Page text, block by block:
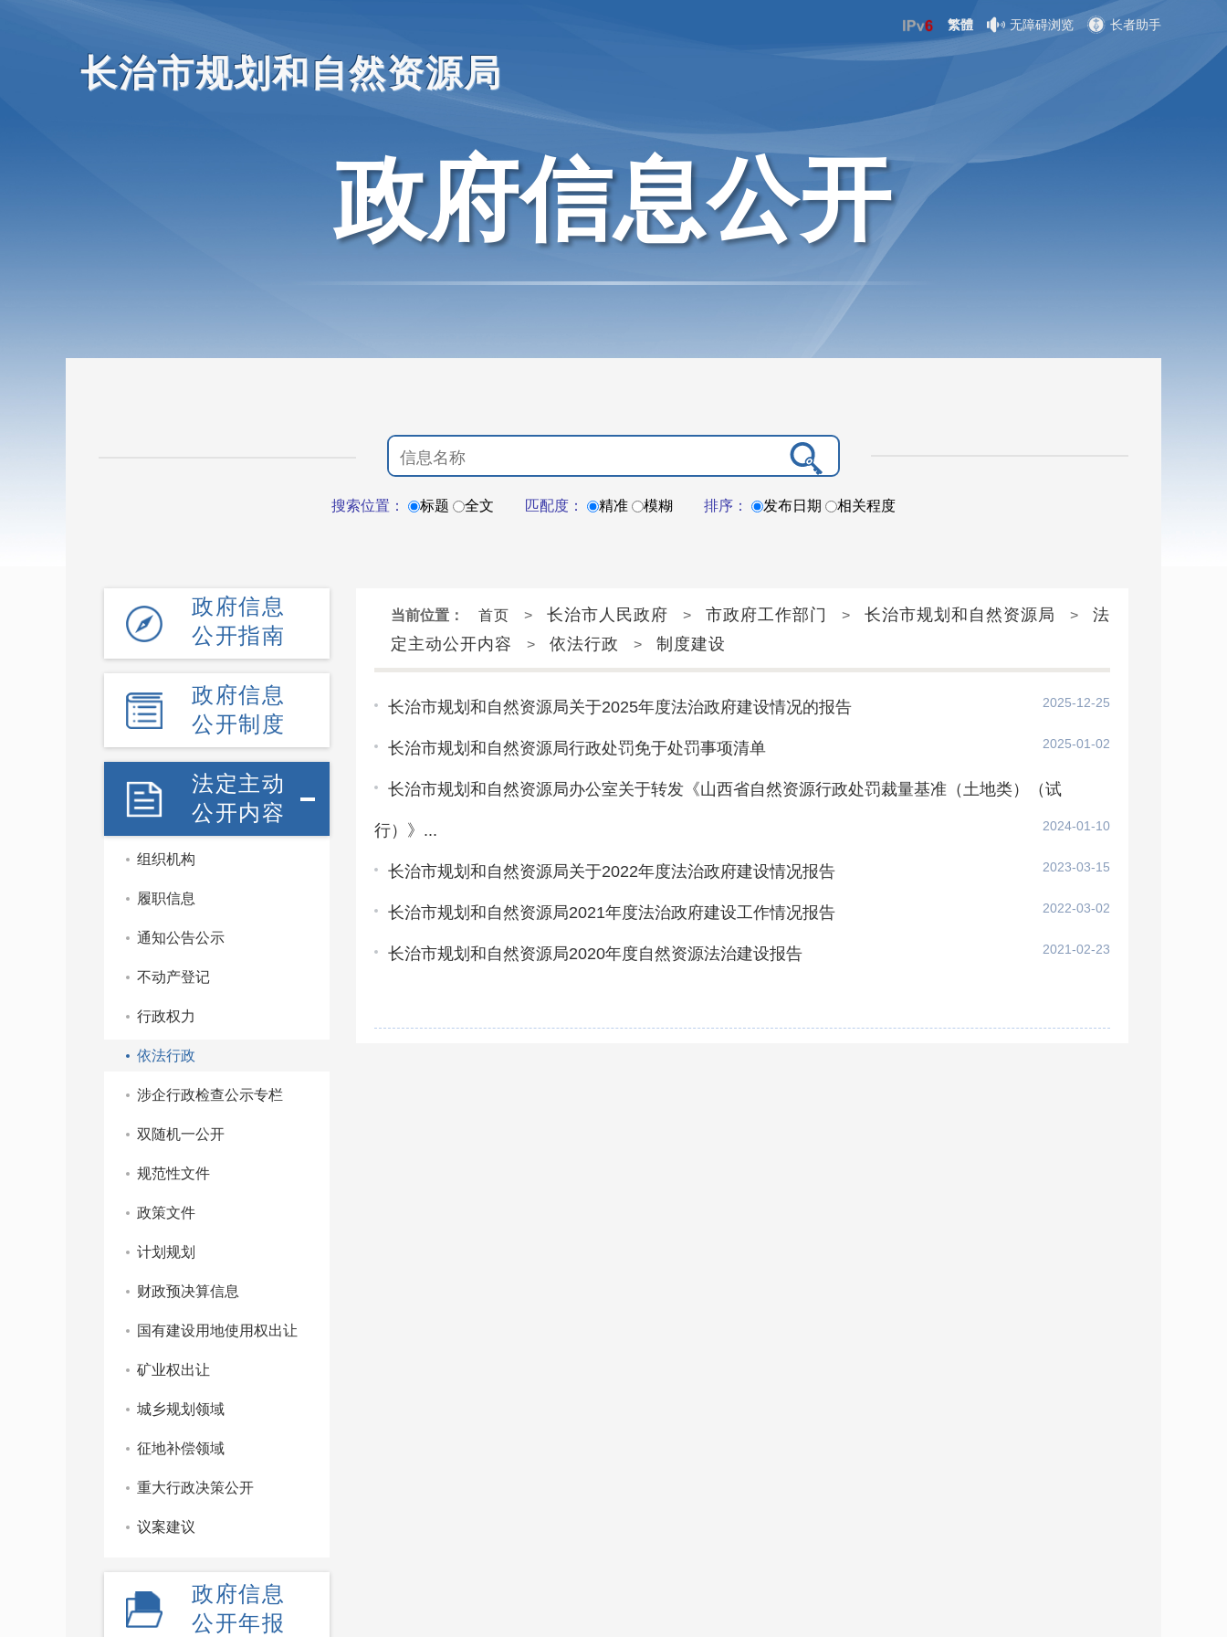
长治市规划和自然资源局
繁體 无障碍浏览 长者助手
政府信息公开
搜索位置： 标题 全文 匹配度： 精准 模糊 排序： 发布日期 相关程度
政府信息
公开指南
政府信息
公开制度
法定主动
公开内容
组织机构
履职信息
通知公告公示
不动产登记
行政权力
依法行政
涉企行政检查公示专栏
双随机一公开
规范性文件
政策文件
计划规划
财政预决算信息
国有建设用地使用权出让
矿业权出让
城乡规划领域
征地补偿领域
重大行政决策公开
议案建议
政府信息
公开年报
当前位置： 首页 > 长治市人民政府 > 市政府工作部门 > 长治市规划和自然资源局 >
法
定主动公开内容
> 依法行政 > 制度建设
长治市规划和自然资源局关于2025年度法治政府建设情况的报告 2025-12-25
长治市规划和自然资源局行政处罚免于处罚事项清单 2025-01-02
长治市规划和自然资源局办公室关于转发《山西省自然资源行政处罚裁量基准（土地类）（试
行）》... 2024-01-10
长治市规划和自然资源局关于2022年度法治政府建设情况报告 2023-03-15
长治市规划和自然资源局2021年度法治政府建设工作情况报告 2022-03-02
长治市规划和自然资源局2020年度自然资源法治建设报告 2021-02-23